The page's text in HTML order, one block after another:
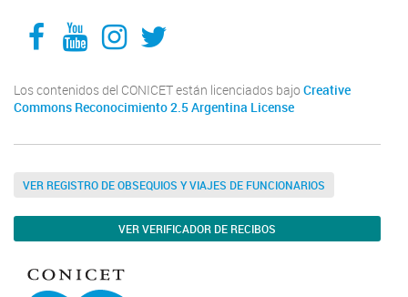
Facebook
YouTube
Instagram
Twitter
Los contenidos del CONICET están licenciados bajo Creative
Commons Reconocimiento 2.5 Argentina License
VER REGISTRO DE OBSEQUIOS Y VIAJES DE FUNCIONARIOS
VER VERIFICADOR DE RECIBOS